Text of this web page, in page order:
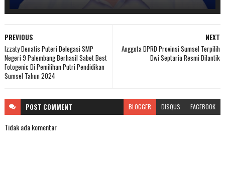
NEXT
Anggota DPRD Provinsi Sumsel Terpilih
Dwi Septaria Resmi Dilantik
PREVIOUS
Izzaty Denatis Puteri Delegasi SMP
Negeri 9 Palembang Berhasil Sabet Best
Fotogenic Di Pemilihan Putri Pendidikan
Sumsel Tahun 2024
POST COMMENT BLOGGER DISQUS FACEBOOK
Tidak ada komentar